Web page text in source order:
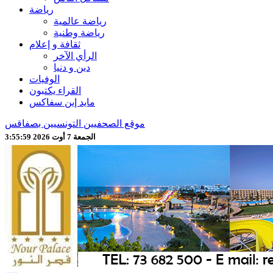
رياضة
رياضة عالمية
رياضة وطنية
ثقافة و إعلام
الرأي الآخر
دين و دنيا
الوفيات
القراء يكتبون
مايد إين سفاكس
موقع الصحفيين التونسيين بصفاقس
الجمعة 7 أوت 2026 3:56:01